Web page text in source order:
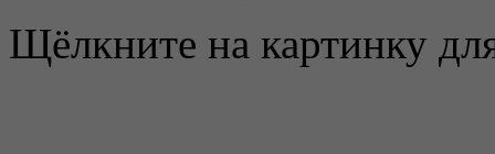
Щёлкните на картинку